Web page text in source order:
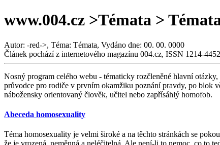
www.004.cz >Témata >
Autor: -red->, Téma: Témata, Vydáno dne: 00. 00. 0000
Článek pochází z internetového magazínu 004.cz, ISSN 1214-
Nosný program celého webu - tématicky rozčleněné hlavní
průvodce pro rodiče v prvním okamžiku poznání pravdy, po blok
nábožensky orientovaný člověk, učitel nebo zapřísáhlý homofob.
Abeceda homosexuality
Téma homosexuality je velmi široké a na těchto stránkách se